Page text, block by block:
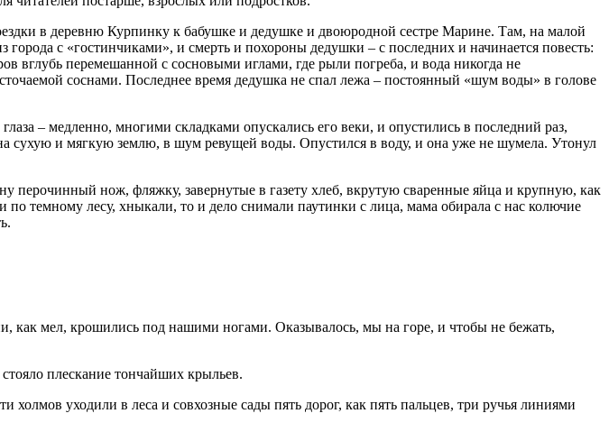
в деревню Курпинку к бабушке и дедушке и двоюродной сестре Марине. Там, на малой
с «гостинчиками», и смерть и похороны дедушки – с последних и начинается повесть:
вглубь перемешанной с сосновыми иглами, где рыли погреба, и вода никогда не
соснами. Последнее время дедушка не спал лежа – постоянный «шум воды» в голове
– медленно, многими складками опускались его веки, и опустились в последний раз,
сухую и мягкую землю, в шум ревущей воды. Опустился в воду, и она уже не шумела. Утонул
перочинный нож, фляжку, завернутые в газету хлеб, вкрутую сваренные яйца и крупную, как
темному лесу, хныкали, то и дело снимали паутинки с лица, мама обирала с нас колючие
как мел, крошились под нашими ногами. Оказывалось, мы на горе, и чтобы не бежать,
плескание тончайших крыльев.
уходили в леса и совхозные сады пять дорог, как пять пальцев, три ручья линиями